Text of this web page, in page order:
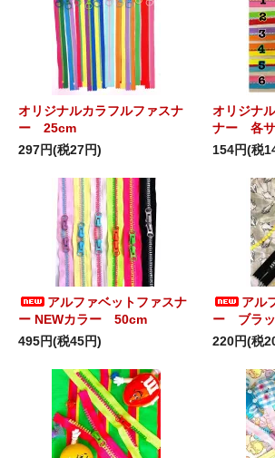
オリジナルカラフルファスナ
ー 25cm
297円(税27円)
オリジナ
ナー 各
154円(税
アルファベットファスナ
ー NEWカラー 50cm
495円(税45円)
アル
ー ブラ
220円(税